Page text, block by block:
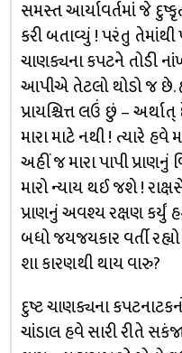
સમસ્ત આર્યાવર્તમાં જે
કરી બતાવ્યું ! પરંતુ
ચાણક્યના કપટને તોડી
આપીએ તેટલો થોડો જ છે.
પ્રાયશ્ચિત્ત લઉં છું –
મારા માટે નથી ! ત્યારે
અહીં જ મારા પાપી
મારો ન્યાય થઈ જશે !
પ્રાણનું અવશ્ય રક્ષણ
બધો જયજયકાર વર્તી
શા કારણથી થાય વારુ?
દુષ્ટ ચાણક્યના
ચાંડાલ હવે સારી રીતે